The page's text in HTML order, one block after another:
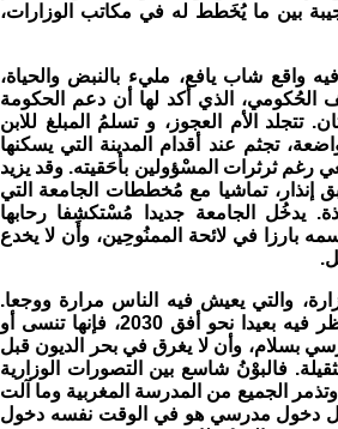
بين ما يُخَطط له في مكاتب الوزارات،
واقع شاب يافع، مليء بالنبض والحياة،
الحُكومي، الذي أكد لها أن دعم الحكومة
الأم العجوز، و تسلمُ المبلغ للابن
تجثم عند أقدام المدينة التي يسكنها
ثرثرات المسْؤولين بأحَقيته. وقد يزيد
إنذار، تماشيا مع مُخططات الجامعة التي
يدخُل الجامعة جديدا مُسْتكشِفا رحابها
بارزا في لائحة الممنُوحِين، وأن لا يخدع
والتي يعيش فيه الناس مرارة ووجعا.
فبينما تشتغل الوزارة على المستوى الأفقي الذي تنظر فيه بعيدا نحو أفق 2030، فإنها تنسى أو
بسلام، وأن لا يغرق في بحر الديون قبل
فالبوْنُ شاسع بين التصورات الوزارية
وتذمر الجميع من المدرسة المغربية وما آلت
كل دخول مدرسي هو في الوقت نفسه دخول